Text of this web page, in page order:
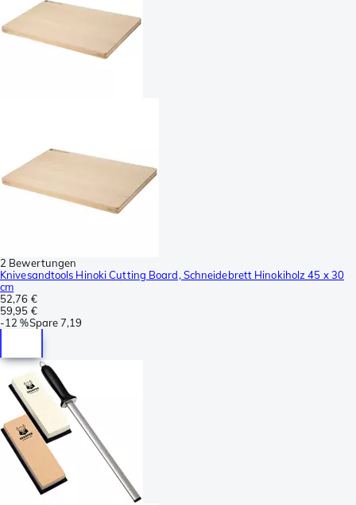
2 Bewertungen
Knivesandtools Hinoki Cutting Board, Schneidebrett Hinokiholz 45 x 30
cm
52,76 €
59,95 €
-12 %Spare7,19